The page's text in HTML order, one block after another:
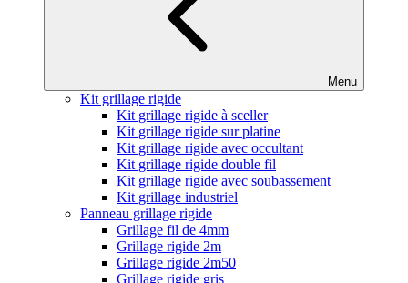
Menu
Kit grillage rigide
Kit grillage rigide à sceller
Kit grillage rigide sur platine
Kit grillage rigide avec occultant
Kit grillage rigide double fil
Kit grillage rigide avec soubassement
Kit grillage industriel
Panneau grillage rigide
Grillage fil de 4mm
Grillage rigide 2m
Grillage rigide 2m50
Grillage rigide gris